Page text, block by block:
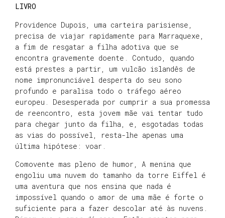
LIVRO
Providence Dupois, uma carteira parisiense,
precisa de viajar rapidamente para Marraquexe,
a fim de resgatar a filha adotiva que se
encontra gravemente doente. Contudo, quando
está prestes a partir, um vulcão islandês de
nome impronunciável desperta do seu sono
profundo e paralisa todo o tráfego aéreo
europeu. Desesperada por cumprir a sua promessa
de reencontro, esta jovem mãe vai tentar tudo
para chegar junto da filha, e, esgotadas todas
as vias do possível, resta-lhe apenas uma
última hipótese: voar.
Comovente mas pleno de humor, A menina que
engoliu uma nuvem do tamanho da torre Eiffel é
uma aventura que nos ensina que nada é
impossível quando o amor de uma mãe é forte o
suficiente para a fazer descolar até às nuvens.